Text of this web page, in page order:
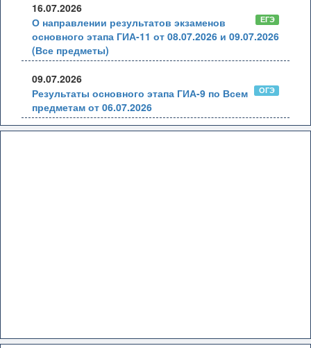
16.07.2026
ЕГЭ
О направлении результатов экзаменов
основного этапа ГИА-11 от 08.07.2026 и 09.07.2026
(Все предметы)
09.07.2026
ОГЭ
Результаты основного этапа ГИА-9 по Всем
предметам от 06.07.2026